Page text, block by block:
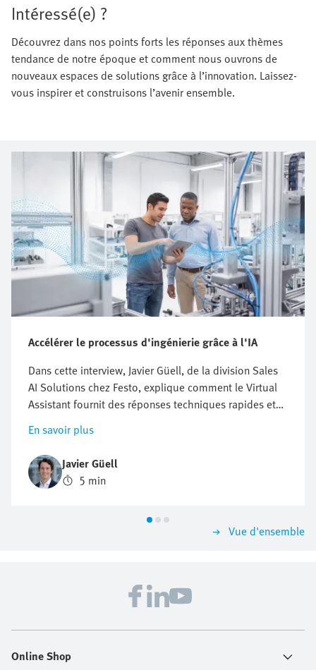
Intéressé(e) ?
Découvrez dans nos points forts les réponses aux thèmes
tendance de notre époque et comment nous ouvrons de
nouveaux espaces de solutions grâce à l’innovation. Laissez-
vous inspirer et construisons l’avenir ensemble.
Accélérer le processus d'ingénierie grâce à l'IA
Dans cette interview, Javier Güell, de la division Sales
AI Solutions chez Festo, explique comment le Virtual
Assistant fournit des réponses techniques rapides et
fiables issues des ressources de Festo. Il explique
comment cet expert numérique de Festo facilite le
dépannage et la recherche de produits, 24 heures sur
24, 7 jours sur 7. Cela pourrait bien changer la donne
pour les ingénieurs en automatisation industrielle, qui
rapidement les problèmes, éviter les temps d'arrêt et
maintenir la production à flot. Le Virtual Assistant les
En savoir plus
Javier Güell
5 min
Vue d'ensemble
Online Shop